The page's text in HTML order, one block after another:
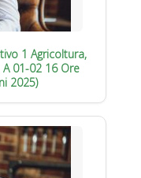
1 Agricoltura,
01-02 16 Ore
2025)